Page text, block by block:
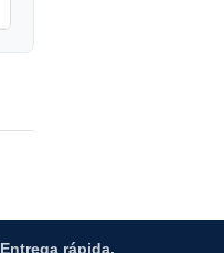
Entrega rápida.